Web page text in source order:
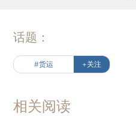
话题：
#货运 +关注
相关阅读